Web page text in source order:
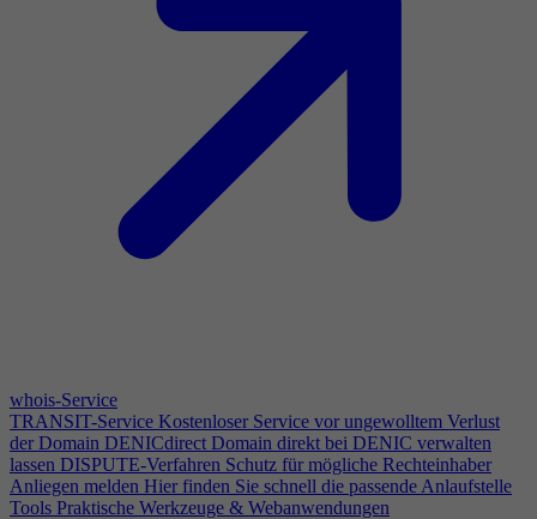
whois-Service
TRANSIT-Service Kostenloser Service vor ungewolltem Verlust
der Domain DENICdirect Domain direkt bei DENIC verwalten
lassen DISPUTE-Verfahren Schutz für mögliche Rechteinhaber
Anliegen melden Hier finden Sie schnell die passende Anlaufstelle
Tools Praktische Werkzeuge & Webanwendungen